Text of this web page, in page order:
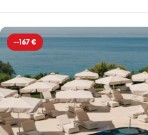
--167 €